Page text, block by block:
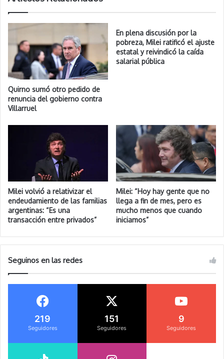
Quirno sumó otro pedido de
renuncia del gobierno contra
Villarruel
En plena discusión por la
pobreza, Milei ratificó el ajuste
estatal y reivindicó la caída
salarial pública
Milei volvió a relativizar el
endeudamiento de las familias
argentinas: “Es una
transacción entre privados”
Milei: “Hoy hay gente que no
llega a fin de mes, pero es
mucho menos que cuando
iniciamos”
Seguinos en las redes
219
Seguidores
151
Seguidores
9
Seguidores